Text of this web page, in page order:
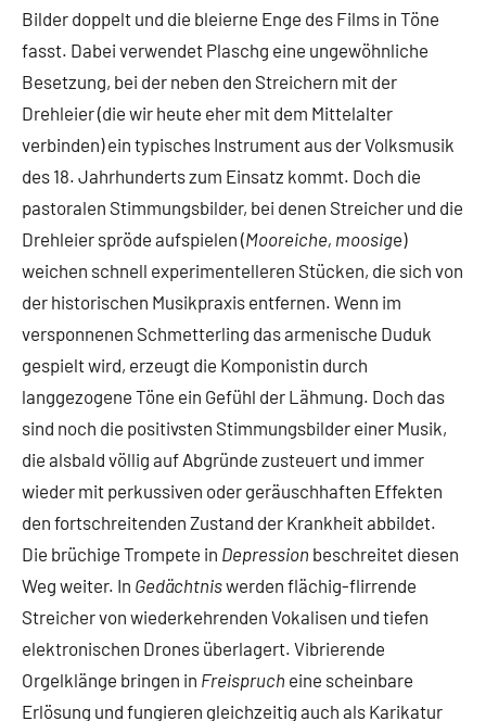
Bilder doppelt und die bleierne Enge des Films in Töne
fasst. Dabei verwendet Plaschg eine ungewöhnliche
Besetzung, bei der neben den Streichern mit der
Drehleier (die wir heute eher mit dem Mittelalter
verbinden) ein typisches Instrument aus der Volksmusik
des 18. Jahrhunderts zum Einsatz kommt. Doch die
pastoralen Stimmungsbilder, bei denen Streicher und die
Drehleier spröde aufspielen (Mooreiche, moosige)
weichen schnell experimentelleren Stücken, die sich von
der historischen Musikpraxis entfernen. Wenn im
versponnenen Schmetterling das armenische Duduk
gespielt wird, erzeugt die Komponistin durch
langgezogene Töne ein Gefühl der Lähmung. Doch das
sind noch die positivsten Stimmungsbilder einer Musik,
die alsbald völlig auf Abgründe zusteuert und immer
wieder mit perkussiven oder geräuschhaften Effekten
den fortschreitenden Zustand der Krankheit abbildet.
Die brüchige Trompete in Depression beschreitet diesen
Weg weiter. In Gedächtniswerden flächig-flirrende
Streicher von wiederkehrenden Vokalisen und tiefen
elektronischen Drones überlagert. Vibrierende
Orgelklänge bringen in Freispruch eine scheinbare
Erlösung und fungieren gleichzeitig auch als Karikatur